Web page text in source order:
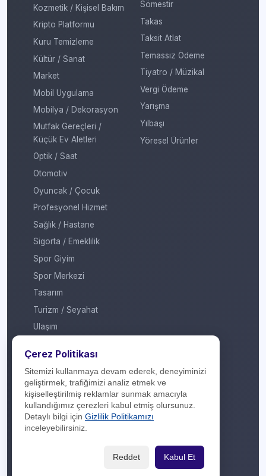
Kozmetik / Kişisel Bakım
Kripto Platformu
Kuru Temizleme
Kültür / Sanat
Market
Mobil Uygulama
Mobilya / Dekorasyon
Mutfak Gereçleri /
Küçük Ev Aletleri
Optik / Saat
Otomotiv
Oyuncak / Çocuk
Profesyonel Hizmet
Sağlık / Hastane
Sigorta / Emeklilik
Spor Giyim
Spor Merkezi
Tasarım
Turizm / Seyahat
Ulaşım
Yurt Dışı / Duty Free
Sömestir
Takas
Taksit Atlat
Temassız Ödeme
Tiyatro / Müzikal
Vergi Ödeme
Yarışma
Yılbaşı
Yöresel Ürünler
Hakkımızda
İletişim
Çerez Politikası
Sitemizi kullanmaya devam ederek, deneyiminizi
geliştirmek, trafiğimizi analiz etmek ve
kişiselleştirilmiş reklamlar sunmak amacıyla
kullandığımız çerezleri kabul etmiş olursunuz.
Detaylı bilgi için Gizlilik Politikamızı
inceleyebilirsiniz.
Reddet Kabul Et